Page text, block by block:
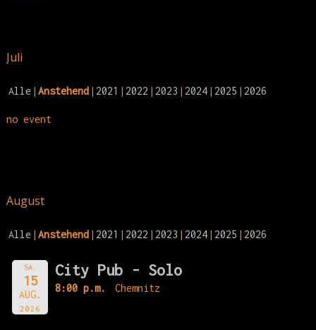
Juli
Alle Anstehend 2021 2022 2023 2024 2025 2026
no event
August
Alle Anstehend 2021 2022 2023 2024 2025 2026
SA.
15
AUG.
2026
City Pub - Solo
8:00 p.m. Chemnitz